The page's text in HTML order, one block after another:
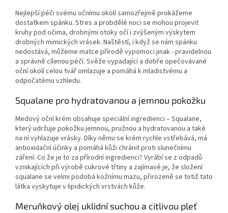
Nejlepší péči svému očnímu okolí samozřejmě prokážeme
dostatkem spánku. Stres a probdělé noci se mohou projevit
kruhy pod očima, drobnými otoky očí i zvýšeným výskytem
drobných mimických vrásek. Naštěstí, i když se nám spánku
nedostává, můžeme matce přírodě vypomoci jinak - pravidelnou
a správně cílenou péčí. Svěže vypadající a dobře opečovávané
oční okolí celou tvář omlazuje a pomáhá k mladistvému a
odpočatému vzhledu.
Squalane pro hydratovanou a jemnou pokožku
Medový oční krém obsahuje speciální ingredienci – Squalane,
který udržuje pokožku jemnou, pružnou a hydratovanou a také
na ní vyhlazuje vrásky. Díky němu se krém rychle vstřebává, má
antioxidační účinky a pomáhá kůži chránit proti slunečnímu
záření. Co že je to za přírodní ingredienci? Vyrábí se z odpadů
vznikajících při výrobě cukrové třtiny a zajímavé je, že složení
squalane se velmi podobá kožnímu mazu, přirozeně se totiž tato
látka vyskytuje v lipidických vrstvách kůže.
Meruňkový olej uklidní suchou a citlivou pleť